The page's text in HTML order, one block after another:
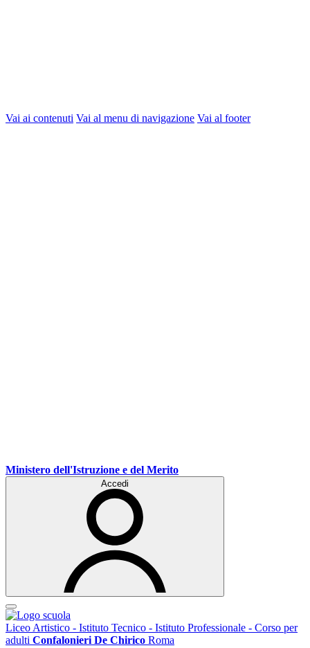
Vai ai contenuti Vai al menu di navigazione Vai al footer
Ministero dell'Istruzione e del Merito
Accedi
Liceo Artistico - Istituto Tecnico - Istituto Professionale - Corso per
adulti Confalonieri De Chirico Roma